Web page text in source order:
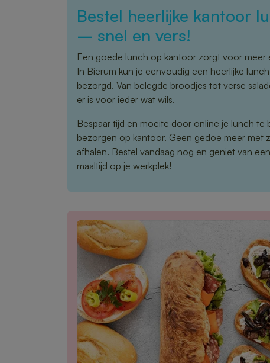
Bestel heerlijke kantoor
– snel en vers!
Een goede lunch op kantoor zorgt voor meer
In Bierum kun je eenvoudig een heerlijke
bezorgd. Van belegde broodjes tot verse
er is voor ieder wat wils.
Bespaar tijd en moeite door online je lunch te
bezorgen op kantoor. Geen gedoe meer met
afhalen. Bestel vandaag nog en geniet van
maaltijd op je werkplek!